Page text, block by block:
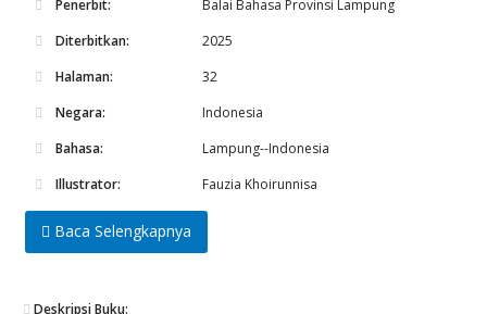
Penerbit:
Balai Bahasa Provinsi Lampung
Diterbitkan:
2025
Halaman:
32
Negara:
Indonesia
Bahasa:
Lampung--Indonesia
Illustrator:
Fauzia Khoirunnisa
Baca Selengkapnya
Deskripsi Buku: